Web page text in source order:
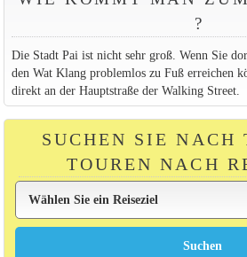
?
Die Stadt Pai ist nicht sehr groß. Wenn Sie
den Wat Klang problemlos zu Fuß erreichen
direkt an der Hauptstraße der Walking Street.
SUCHEN SIE NACH
TOUREN NACH